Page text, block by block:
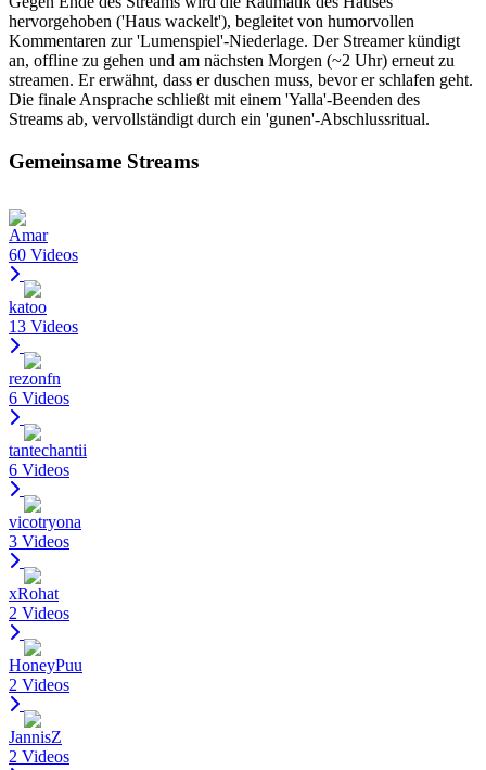
hervorgehoben ('Haus wackelt'), begleitet von humorvollen
Kommentaren zur 'Lumenspiel'-Niederlage. Der Streamer kündigt
an, offline zu gehen und am nächsten Morgen (~2 Uhr) erneut zu
streamen. Er erwähnt, dass er duschen muss, bevor er schlafen geht.
Die finale Ansprache schließt mit einem 'Yalla'-Beenden des
Streams ab, vervollständigt durch ein 'gunen'-Abschlussritual.
Gemeinsame Streams
Amar
60 Videos
katoo
13 Videos
rezonfn
6 Videos
tantechantii
6 Videos
vicotryona
3 Videos
xRohat
2 Videos
HoneyPuu
2 Videos
JannisZ
2 Videos